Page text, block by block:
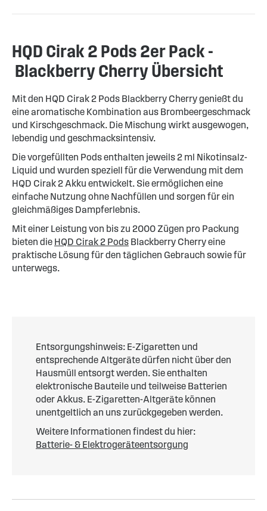
HQD Cirak 2 Pods 2er Pack -
Blackberry Cherry Übersicht
Mit den HQD Cirak 2 Pods Blackberry Cherry genießt du
eine aromatische Kombination aus Brombeergeschmack
und Kirschgeschmack. Die Mischung wirkt ausgewogen,
lebendig und geschmacksintensiv.
Die vorgefüllten Pods enthalten jeweils 2 ml Nikotinsalz-
Liquid und wurden speziell für die Verwendung mit dem
HQD Cirak 2 Akku entwickelt. Sie ermöglichen eine
einfache Nutzung ohne Nachfüllen und sorgen für ein
gleichmäßiges Dampferlebnis.
Mit einer Leistung von bis zu 2000 Zügen pro Packung
bieten die HQD Cirak 2 Pods Blackberry Cherry eine
praktische Lösung für den täglichen Gebrauch sowie für
unterwegs.
Entsorgungshinweis: E-Zigaretten und
entsprechende Altgeräte dürfen nicht über den
Hausmüll entsorgt werden. Sie enthalten
elektronische Bauteile und teilweise Batterien
oder Akkus. E-Zigaretten-Altgeräte können
unentgeltlich an uns zurückgegeben werden.
Weitere Informationen findest du hier:
Batterie- & Elektrogeräteentsorgung